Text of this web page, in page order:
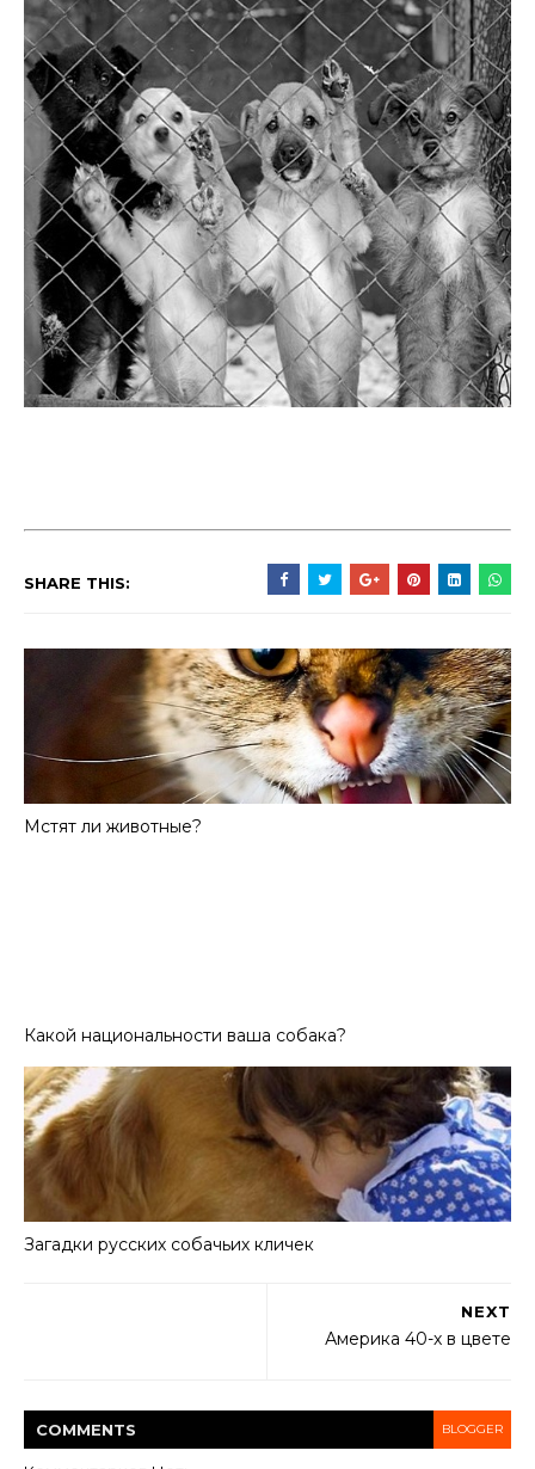
SHARE THIS:
Мстят ли животные?
Какой национальности ваша собака?
Загадки русских собачьих кличек
NEXT
Америка 40-х в цвете
COMMENTS BLOGGER